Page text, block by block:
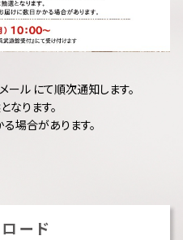
ール にて順次通知します。
ります。
場合があります。
ード